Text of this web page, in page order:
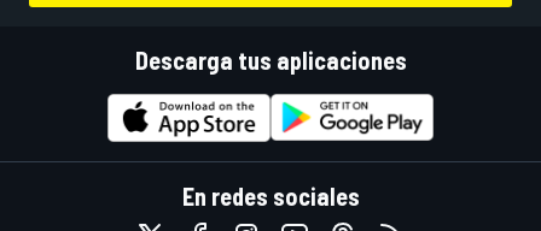
Descarga tus aplicaciones
En redes sociales